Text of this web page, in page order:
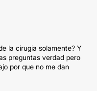
la cirugia solamente? Y
preguntas verdad pero
por que no me dan